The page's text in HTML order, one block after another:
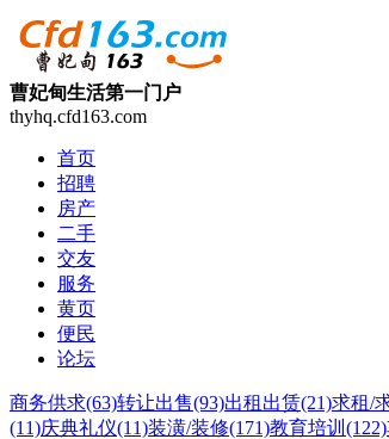
曹妃甸生活第一门户
thyhq.cfd163.com
首页
招聘
房产
二手
交友
服务
黄页
便民
论坛
商务供求(63)转让出售(93)出租出赁(21)求租/
(11)庆典礼仪(11)装潢/装修(171)教育培训 (122)